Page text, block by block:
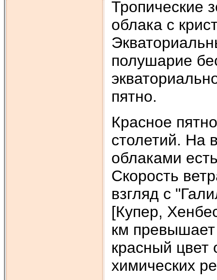
Тропические
облака с
полушарие
пятно.
Красное
столетий. На
облаками
Скорость
взгляд с
[Купер,
км
красный
химических